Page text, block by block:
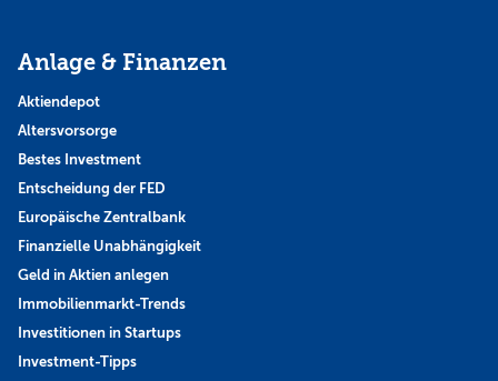
Anlage & Finanzen
Aktiendepot
Altersvorsorge
Bestes Investment
Entscheidung der FED
Europäische Zentralbank
Finanzielle Unabhängigkeit
Geld in Aktien anlegen
Immobilienmarkt-Trends
Investitionen in Startups
Investment-Tipps